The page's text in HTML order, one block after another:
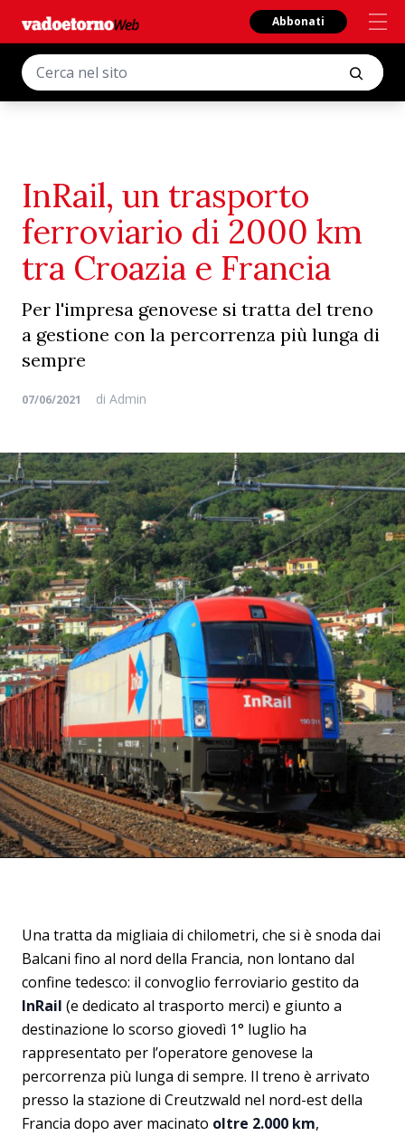
Abbonati
InRail, un trasporto
ferroviario di 2000 km
tra Croazia e Francia
Per l'impresa genovese si tratta del treno
a gestione con la percorrenza più lunga di
sempre
07/06/2021 di Admin
Una tratta da migliaia di chilometri, che si è snoda dai
Balcani fino al nord della Francia, non lontano dal
confine tedesco: il convoglio ferroviario gestito da
InRail (e dedicato al trasporto merci) e giunto a
destinazione lo scorso giovedì 1° luglio ha
rappresentato per l’operatore genovese la
percorrenza più lunga di sempre. Il treno è arrivato
presso la stazione di Creutzwald nel nord-est della
Francia dopo aver macinato oltre 2.000 km,